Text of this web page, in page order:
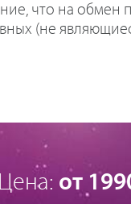
что на обмен
(не
Цена: от